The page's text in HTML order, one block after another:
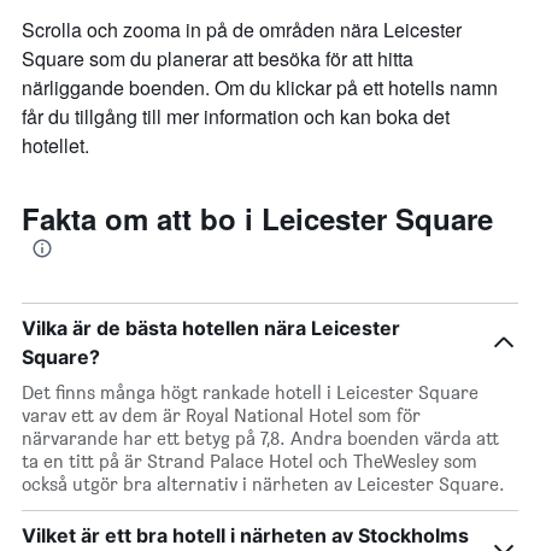
Scrolla och zooma in på de områden nära Leicester
Square som du planerar att besöka för att hitta
närliggande boenden. Om du klickar på ett hotells namn
får du tillgång till mer information och kan boka det
hotellet.
Fakta om att bo i Leicester Square
Vilka är de bästa hotellen nära Leicester
Square?
Det finns många högt rankade hotell i Leicester Square
varav ett av dem är Royal National Hotel som för
närvarande har ett betyg på 7,8. Andra boenden värda att
ta en titt på är Strand Palace Hotel och TheWesley som
också utgör bra alternativ i närheten av Leicester Square.
Vilket är ett bra hotell i närheten av Stockholms